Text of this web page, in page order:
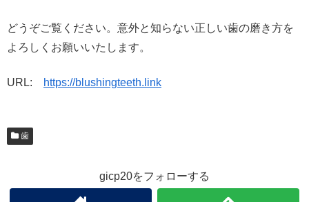
どうぞご覧ください。意外と知らない正しい歯の磨き方を
よろしくお願いいたします。
URL: https://blushingteeth.link
歯
gicp20をフォローする